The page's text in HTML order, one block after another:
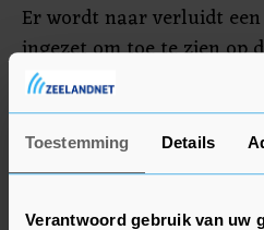
Toestemming Details
Verantwoord gebruik van uw
Er wordt naar verluidt
ingezet om toe te zien op
parade. Die wordt gezien
van de Love Parade. Aan
kwam in 2010 een abrupt
21 mensen in Duisburg.